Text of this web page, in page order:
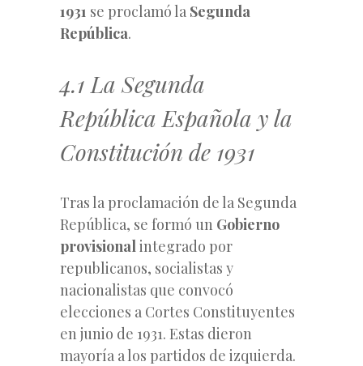
1931 se proclamó la Segunda
República.
4.1 La Segunda
República Española y la
Constitución de 1931
Tras la proclamación de la Segunda
República, se formó un Gobierno
provisionalintegrado por
republicanos, socialistas y
nacionalistas que convocó
elecciones a Cortes Constituyentes
en junio de 1931. Estas dieron
mayoría a los partidos de izquierda.